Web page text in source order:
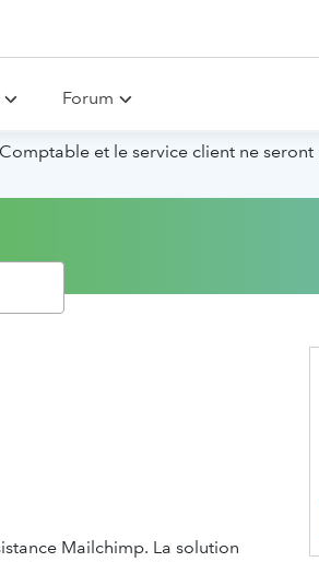
Forum
et le service client ne
Mailchimp. La solution